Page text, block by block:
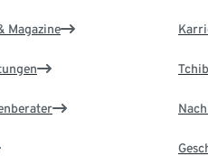
Magazine